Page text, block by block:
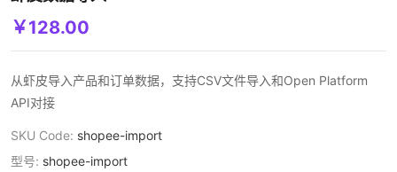
￥128.00
从虾皮导入产品和订单数据，支持CSV文件导入和Open Platform
API对接
SKU Code: shopee-import
型号: shopee-import